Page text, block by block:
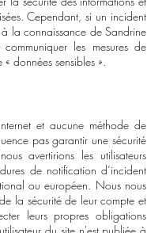
Cependant, si un incident
la connaissance de Sandrine
les mesures de
données sensibles ».
et aucune méthode de
pas garantir une sécurité
avertirions les utilisateurs
de notification d’incident
ou européen. Nous nous
la sécurité de leur compte et
leurs propres obligations